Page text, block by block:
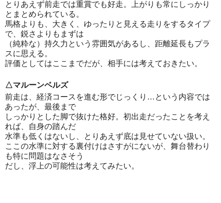
とりあえず前走では重賞でも好走。上がりも常にしっかり
とまとめられている。
馬格よりも、大きく、ゆったりと見える走りをするタイプ
で、鋭さよりもまずは
（純粋な）持久力という雰囲気があるし、距離延長もプラ
スに思える。
評価としてはここまでだが、相手には考えておきたい。
△マルーンベルズ
前走は、経済コースを進む形でじっくり…という内容では
あったが、最後まで
しっかりとした脚で抜けた格好。初出走だったことを考え
れば、自身の踏んだ
水準も低くはないし、とりあえず底は見せていない扱い。
ここの水準に対する裏付けはさすがにないが、舞台替わり
も特に問題はなさそう
だし、浮上の可能性は考えてみたい。